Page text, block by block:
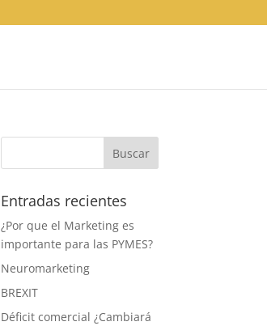
Entradas recientes
¿Por que el Marketing es
importante para las PYMES?
Neuromarketing
BREXIT
Déficit comercial ¿Cambiará